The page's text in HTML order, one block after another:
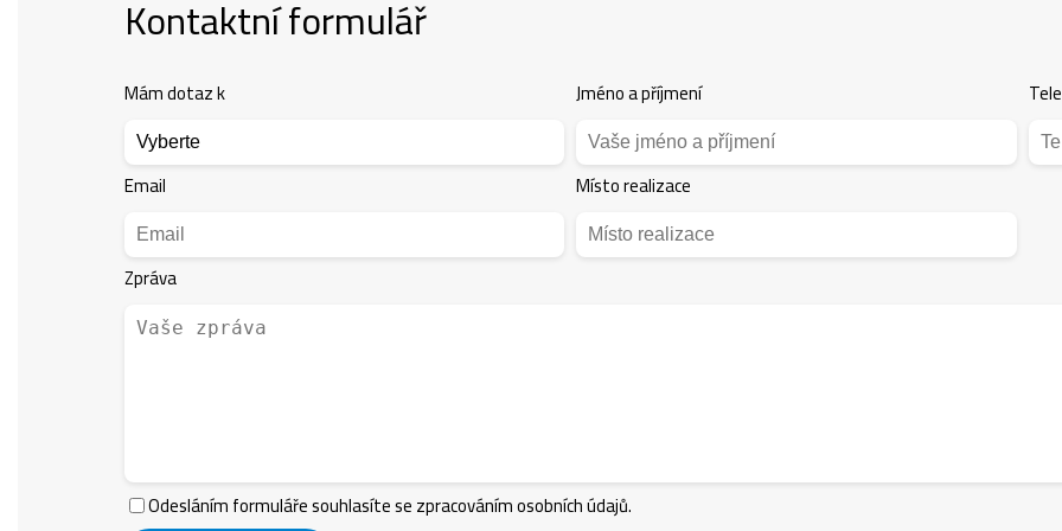
Kontaktní formulář
Mám dotaz k Jméno a příjmení
Email Místo realizace
Zpráva
Odesláním formuláře souhlasíte se zpracováním osobních údajů.